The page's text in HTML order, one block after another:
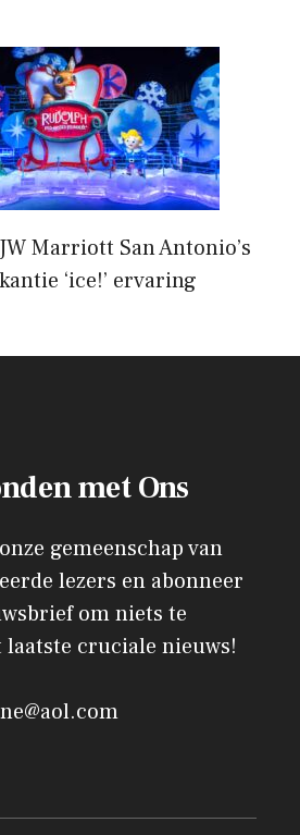
Marriott San Antonio’s
‘ice!’ ervaring
met Ons
gemeenschap van
lezers en abonneer
om niets te
laatste cruciale nieuws!